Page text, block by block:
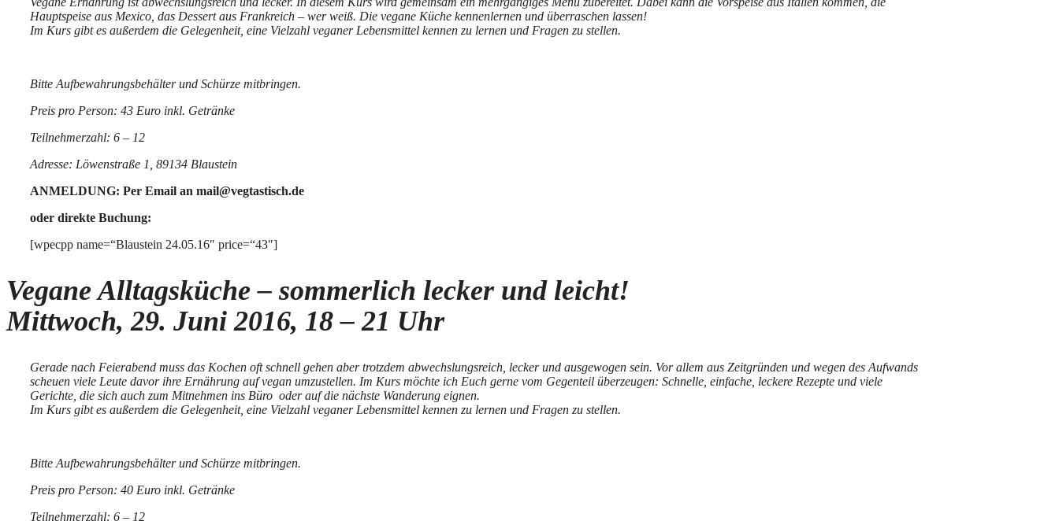
Hauptspeise aus Mexico, das Dessert aus Frankreich – wer weiß. Die vegane Küche kennenlernen und überraschen lassen!
Im Kurs gibt es außerdem die Gelegenheit, eine Vielzahl veganer Lebensmittel kennen zu lernen und Fragen zu stellen.
Bitte Aufbewahrungsbehälter und Schürze mitbringen.
Preis pro Person: 43 Euro inkl. Getränke
Teilnehmerzahl: 6 – 12
Adresse: Löwenstraße 1, 89134 Blaustein
ANMELDUNG: Per Email an mail@vegtastisch.de
oder direkte Buchung:
[wpecpp name=“Blaustein 24.05.16″ price=“43″]
Vegane Alltagsküche – sommerlich lecker und leicht!
Mittwoch, 29. Juni 2016, 18 – 21 Uhr
Gerade nach Feierabend muss das Kochen oft schnell gehen aber trotzdem abwechslungsreich, lecker und ausgewogen sein. Vor allem aus Zeitgründen und wegen des Aufwands
scheuen viele Leute davor ihre Ernährung auf vegan umzustellen. Im Kurs möchte ich Euch gerne vom Gegenteil überzeugen: Schnelle, einfache, leckere Rezepte und viele
Gerichte, die sich auch zum Mitnehmen ins Büro oder auf die nächste Wanderung eignen.
Im Kurs gibt es außerdem die Gelegenheit, eine Vielzahl veganer Lebensmittel kennen zu lernen und Fragen zu stellen.
Bitte Aufbewahrungsbehälter und Schürze mitbringen.
Preis pro Person: 40 Euro inkl. Getränke
Teilnehmerzahl: 6 – 12